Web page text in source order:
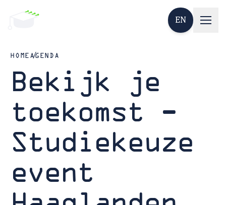
EN
HOMEAGENDA
Bekijk je
toekomst -
Studiekeuze
event